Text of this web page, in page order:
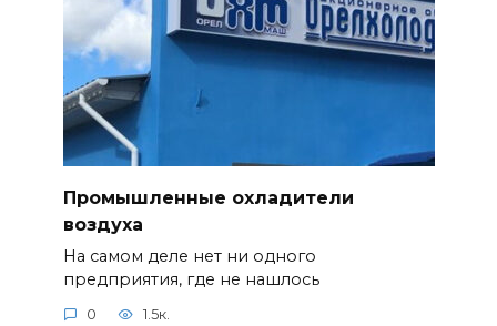
Промышленные охладители
воздуха
На самом деле нет ни одного
предприятия, где не нашлось
0 1.5к.